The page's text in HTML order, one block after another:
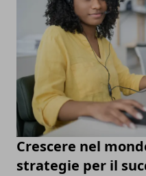
Crescere nel
strategie per il